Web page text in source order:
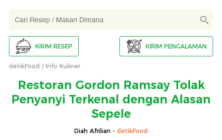
KIRIM RESEP KIRIM PENGALAMAN
detikFood Info Kuliner
Restoran Gordon Ramsay Tolak
Penyanyi Terkenal dengan Alasan
Sepele
Diah Afrilian - detikFood